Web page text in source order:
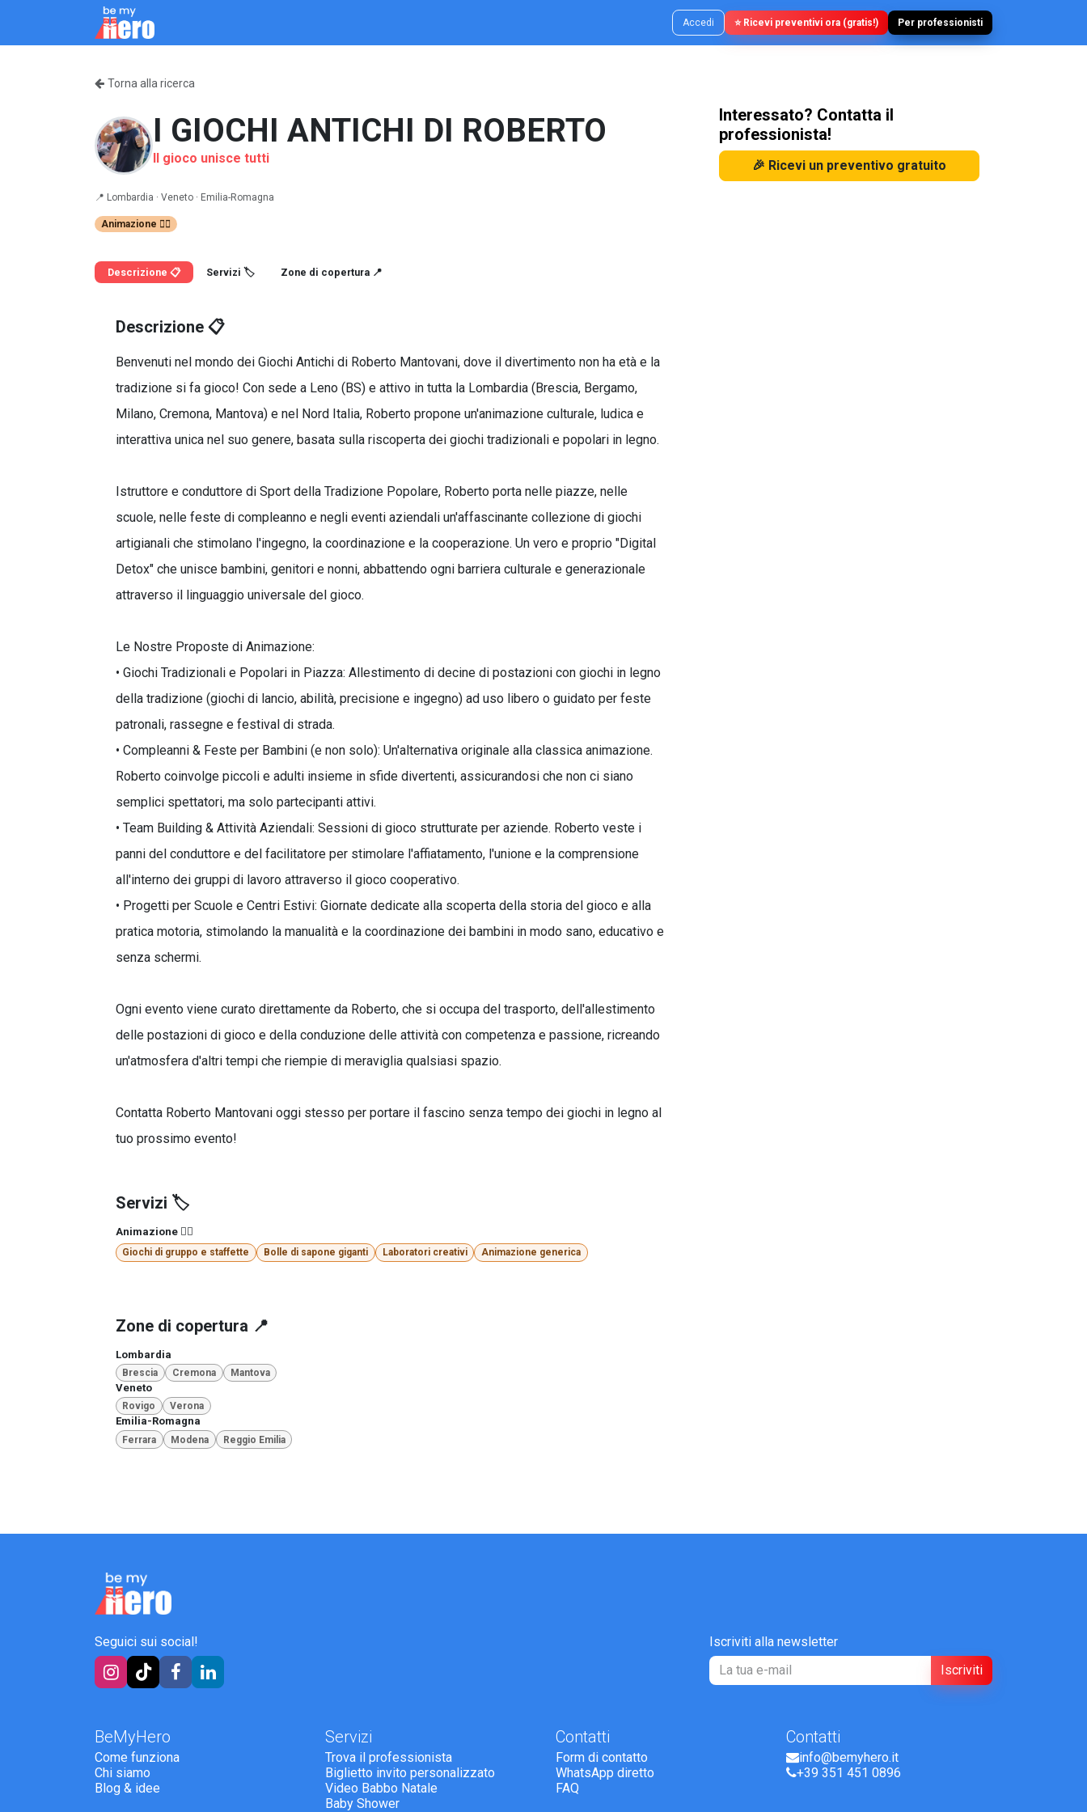
Passa al contenuto
Accedi ⭐ Ricevi preventivi ora (gratis!) Per professionisti
Torna alla ricerca
I GIOCHI ANTICHI DI ROBERTO
Il gioco unisce tutti
📍 Lombardia · Veneto · Emilia-Romagna
Animazione 🤹‍♂️
Descrizione 📋 Servizi 🏷️ Zone di copertura 📍
Descrizione 📋
Benvenuti nel mondo dei Giochi Antichi di Roberto Mantovani, dove il divertimento non ha età e la
tradizione si fa gioco! Con sede a Leno (BS) e attivo in tutta la Lombardia (Brescia, Bergamo,
Milano, Cremona, Mantova) e nel Nord Italia, Roberto propone un'animazione culturale, ludica e
interattiva unica nel suo genere, basata sulla riscoperta dei giochi tradizionali e popolari in legno.
Istruttore e conduttore di Sport della Tradizione Popolare, Roberto porta nelle piazze, nelle
scuole, nelle feste di compleanno e negli eventi aziendali un'affascinante collezione di giochi
artigianali che stimolano l'ingegno, la coordinazione e la cooperazione. Un vero e proprio "Digital
Detox" che unisce bambini, genitori e nonni, abbattendo ogni barriera culturale e generazionale
attraverso il linguaggio universale del gioco.
Le Nostre Proposte di Animazione:
• Giochi Tradizionali e Popolari in Piazza: Allestimento di decine di postazioni con giochi in legno
della tradizione (giochi di lancio, abilità, precisione e ingegno) ad uso libero o guidato per feste
patronali, rassegne e festival di strada.
• Compleanni & Feste per Bambini (e non solo): Un'alternativa originale alla classica animazione.
Roberto coinvolge piccoli e adulti insieme in sfide divertenti, assicurandosi che non ci siano
semplici spettatori, ma solo partecipanti attivi.
• Team Building & Attività Aziendali: Sessioni di gioco strutturate per aziende. Roberto veste i
panni del conduttore e del facilitatore per stimolare l'affiatamento, l'unione e la comprensione
all'interno dei gruppi di lavoro attraverso il gioco cooperativo.
• Progetti per Scuole e Centri Estivi: Giornate dedicate alla scoperta della storia del gioco e alla
pratica motoria, stimolando la manualità e la coordinazione dei bambini in modo sano, educativo e
senza schermi.
Ogni evento viene curato direttamente da Roberto, che si occupa del trasporto, dell'allestimento
delle postazioni di gioco e della conduzione delle attività con competenza e passione, ricreando
un'atmosfera d'altri tempi che riempie di meraviglia qualsiasi spazio.
Contatta Roberto Mantovani oggi stesso per portare il fascino senza tempo dei giochi in legno al
tuo prossimo evento!
Servizi 🏷️
Animazione 🤹‍♂️
Giochi di gruppo e staffette Bolle di sapone giganti Laboratori creativi Animazione generica
Zone di copertura 📍
Lombardia
Brescia Cremona Mantova
Veneto
Rovigo Verona
Emilia-Romagna
Ferrara Modena Reggio Emilia
Interessato? Contatta il
professionista!
🎉 Ricevi un preventivo gratuito
Seguici sui social!
Iscriviti alla newsletter
Iscriviti
BeMyHero
Come funziona
Chi siamo
Blog & idee
Servizi
Trova il professionista
Biglietto invito personalizzato
Video Babbo Natale
Baby Shower
Contatti
Form di contatto
WhatsApp diretto
FAQ
Contatti
info@bemyhero.it
+39 351 451 0896